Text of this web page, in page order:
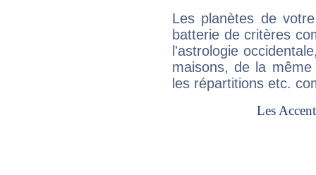
Les planètes de
batterie de critères
l'astrologie
maisons, de la
les répartitions etc.